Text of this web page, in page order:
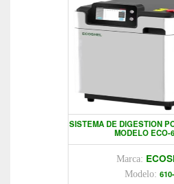
SISTEMA DE DIGESTION
MODELO ECO-
Marca:
Modelo: